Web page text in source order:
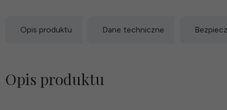
Opis produktu Dane techniczne
Opis produktu